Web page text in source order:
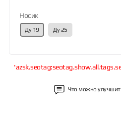
Носик
Ду 19 Ду 25
Что можно